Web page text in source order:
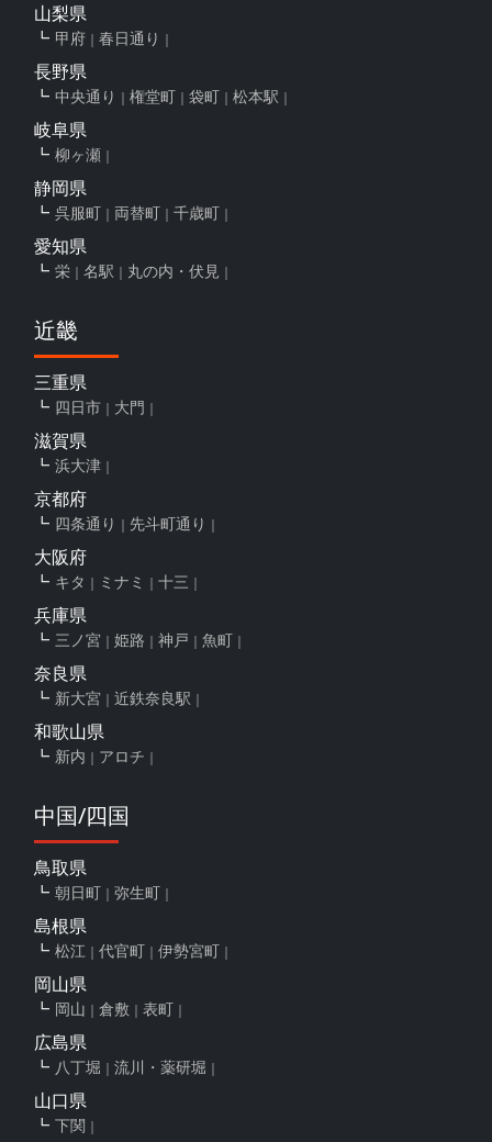
山梨県
甲府 春日通り
長野県
中央通り 権堂町 袋町 松本駅
岐阜県
柳ヶ瀬
静岡県
呉服町 両替町 千歳町
愛知県
栄 名駅 丸の内・伏見
近畿
三重県
四日市 大門
滋賀県
浜大津
京都府
四条通り 先斗町通り
大阪府
キタ ミナミ 十三
兵庫県
三ノ宮 姫路 神戸 魚町
奈良県
新大宮 近鉄奈良駅
和歌山県
新内 アロチ
中国/四国
鳥取県
朝日町 弥生町
島根県
松江 代官町 伊勢宮町
岡山県
岡山 倉敷 表町
広島県
八丁堀 流川・薬研堀
山口県
下関